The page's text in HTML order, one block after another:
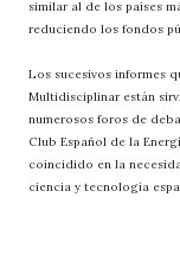
similar al de los países
reduciendo los fondos
Los sucesivos informes
Multidisciplinar están
numerosos foros de
Club Español de la
coincidido en la
ciencia y tecnología